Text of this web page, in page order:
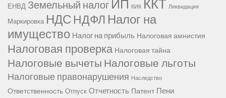
ЕНВД Земельный налог ИП КИК Ликвидация
Маркировка НДС НДФЛ Налог на
имущество Налог на прибыль Налоговая амнистия
Налоговая проверка Налоговая тайна
Налоговые вычетыНалоговые льготы
Налоговые правонарушения Наследство
Ответственность Отпуск Отчетность Патент Пени